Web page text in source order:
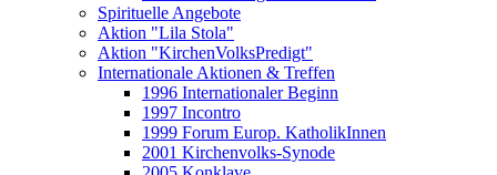
Spirituelle Angebote
Aktion "Lila Stola"
Aktion "KirchenVolksPredigt"
Internationale Aktionen & Treffen
1996 Internationaler Beginn
1997 Incontro
1999 Forum Europ. KatholikInnen
2001 Kirchenvolks-Synode